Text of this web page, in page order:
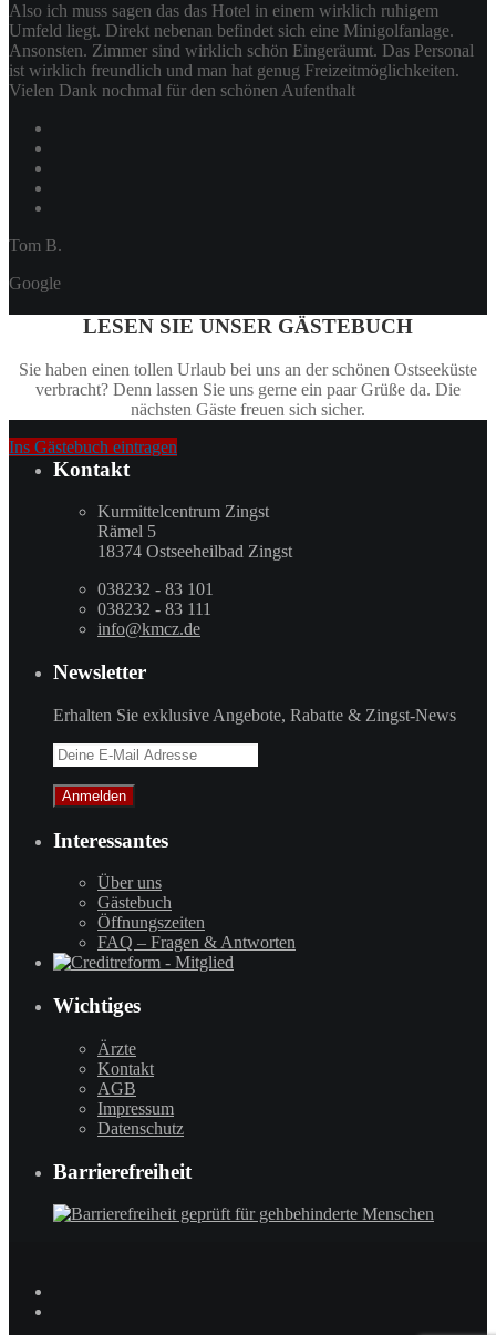
Also ich muss sagen das das Hotel in einem wirklich ruhigem
Umfeld liegt. Direkt nebenan befindet sich eine Minigolfanlage.
Ansonsten. Zimmer sind wirklich schön Eingeräumt. Das Personal
ist wirklich freundlich und man hat genug Freizeitmöglichkeiten.
Vielen Dank nochmal für den schönen Aufenthalt
Tom B.
Google
LESEN SIE UNSER GÄSTEBUCH
Sie haben einen tollen Urlaub bei uns an der schönen Ostseeküste
verbracht? Denn lassen Sie uns gerne ein paar Grüße da. Die
nächsten Gäste freuen sich sicher.
Ins Gästebuch eintragen
Kontakt
Kurmittelcentrum Zingst
Rämel 5
18374 Ostseeheilbad Zingst
038232 - 83 101
038232 - 83 111
info@kmcz.de
Newsletter
Erhalten Sie exklusive Angebote, Rabatte & Zingst-News
Interessantes
Über uns
Gästebuch
Öffnungszeiten
FAQ – Fragen & Antworten
Wichtiges
Ärzte
Kontakt
AGB
Impressum
Datenschutz
Barrierefreiheit